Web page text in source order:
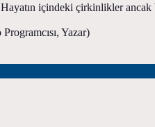
içindeki çirkinlikler ancak
Yazar)